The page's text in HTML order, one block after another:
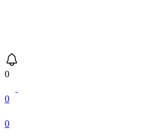
0
0
0